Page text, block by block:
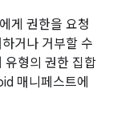
게 권한을 요청
거나 거부할 수
유형의 권한 집합
매니페스트에